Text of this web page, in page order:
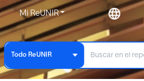
Mi ReUNIR
Todo ReUNIR